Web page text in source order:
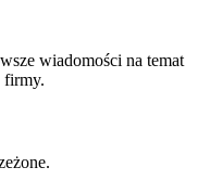
wiadomości na temat
firmy.